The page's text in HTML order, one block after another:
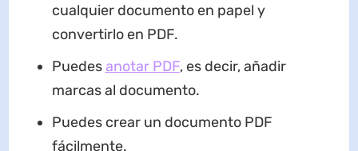
cualquier documento en papel y
convertirlo en PDF.
Puedesanotar PDF, es decir, añadir
marcas al documento.
Puedes crear un documento PDF
fácilmente.